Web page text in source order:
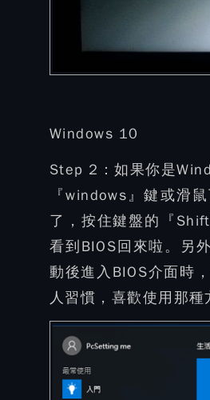
Windows 10
Step 2：如果你是
『windows』鍵或滑
了，按住鍵盤的『
看到BIOS回來啦。另
動後進入BIOS介面時
人習慣，喜歡使用那種